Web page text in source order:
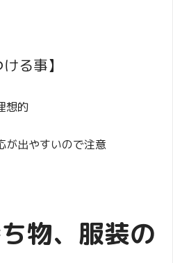
る事】
想的
が出やすいので注意
物、服装の